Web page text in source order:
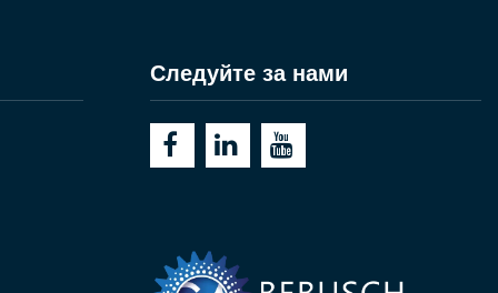
Следуйте за нами